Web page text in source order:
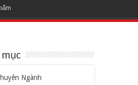
Ngành